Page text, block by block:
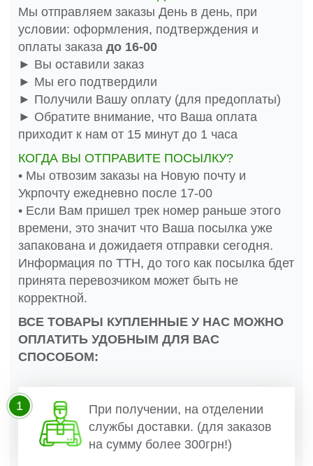
Мы отправляем заказы День в день, при
условии: оформления, подтверждения и
оплаты заказа до 16-00
► Вы оставили заказ
► Мы его подтвердили
► Получили Вашу оплату (для предоплаты)
► Обратите внимание, что Ваша оплата
приходит к нам от 15 минут до 1 часа
КОГДА ВЫ ОТПРАВИТЕ ПОСЫЛКУ?
• Мы отвозим заказы на Новую почту и
Укрпочту ежедневно после 17-00
• Если Вам пришел трек номер раньше этого
времени, это значит что Ваша посылка уже
запакована и дожидаетя отправки сегодня.
Информация по ТТН, до того как посылка бдет
принята перевозчиком может быть не
корректной.
ВСЕ ТОВАРЫ КУПЛЕННЫЕ У НАС МОЖНО
ОПЛАТИТЬ УДОБНЫМ ДЛЯ ВАС
СПОСОБОМ:
При получении, на отделении
службы доставки. (для заказов
на сумму более 300грн!)
1